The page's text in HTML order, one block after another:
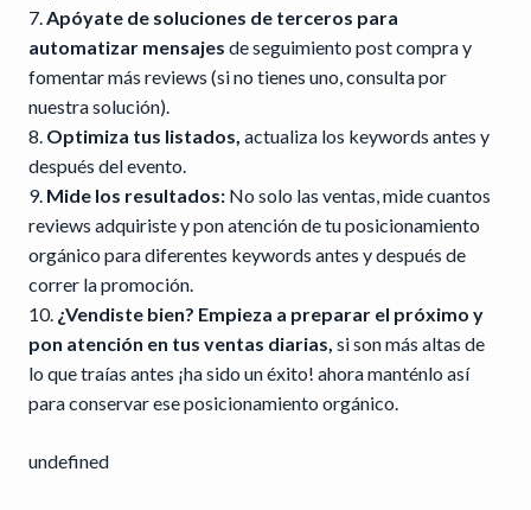
Apóyate de soluciones de terceros para
automatizar mensajes de seguimiento post compra y
fomentar más reviews (si no tienes uno, consulta por
nuestra solución).
Optimiza tus listados, actualiza los keywords antes y
después del evento.
Mide los resultados: No solo las ventas, mide cuantos
reviews adquiriste y pon atención de tu posicionamiento
orgánico para diferentes keywords antes y después de
correr la promoción.
¿Vendiste bien? Empieza a preparar el próximo y
pon atención en tus ventas diarias, si son más altas de
lo que traías antes ¡ha sido un éxito! ahora manténlo así
para conservar ese posicionamiento orgánico.
undefined